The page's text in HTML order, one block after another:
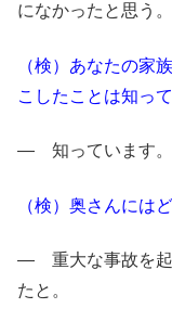
になかったと思う。
（検）あなたの家
こしたことは知っ
― 知っています。
（検）奥さんには
― 重大な事故を起
たと。